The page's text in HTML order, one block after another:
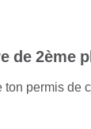
de 2ème
permis de